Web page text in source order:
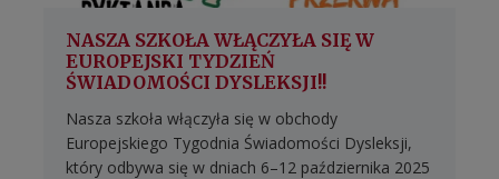
NASZA SZKOŁA WŁĄCZYŁA SIĘ W
EUROPEJSKI TYDZIEŃ
ŚWIADOMOŚCI DYSLEKSJI!!
Nasza szkoła włączyła się w obchody
Europejskiego Tygodnia Świadomości Dysleksji,
który odbywa się w dniach 6–12 października 2025